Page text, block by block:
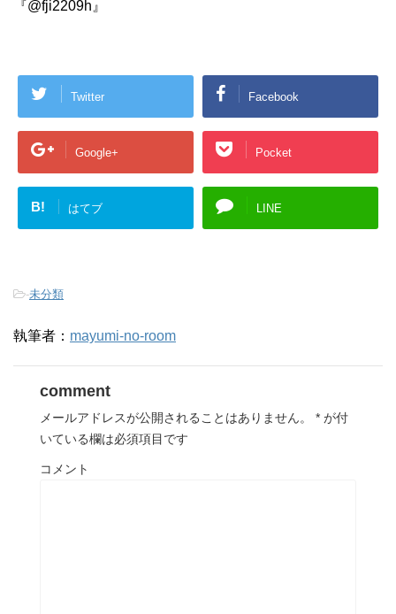
『@fji2209h』
Twitter Facebook
Google+ Pocket
B! はてブ LINE
-未分類
執筆者： mayumi-no-room
comment
メールアドレスが公開されることはありません。 * が付
いている欄は必須項目です
コメント